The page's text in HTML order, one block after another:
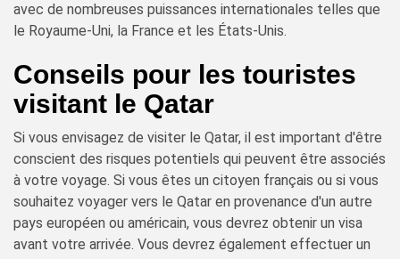
avec de nombreuses puissances internationales telles que
le Royaume-Uni, la France et les États-Unis.
Conseils pour les touristes
visitant le Qatar
Si vous envisagez de visiter le Qatar, il est important d'être
conscient des risques potentiels qui peuvent être associés
à votre voyage. Si vous êtes un citoyen français ou si vous
souhaitez voyager vers le Qatar en provenance d'un autre
pays européen ou américain, vous devrez obtenir un visa
avant votre arrivée. Vous devrez également effectuer un